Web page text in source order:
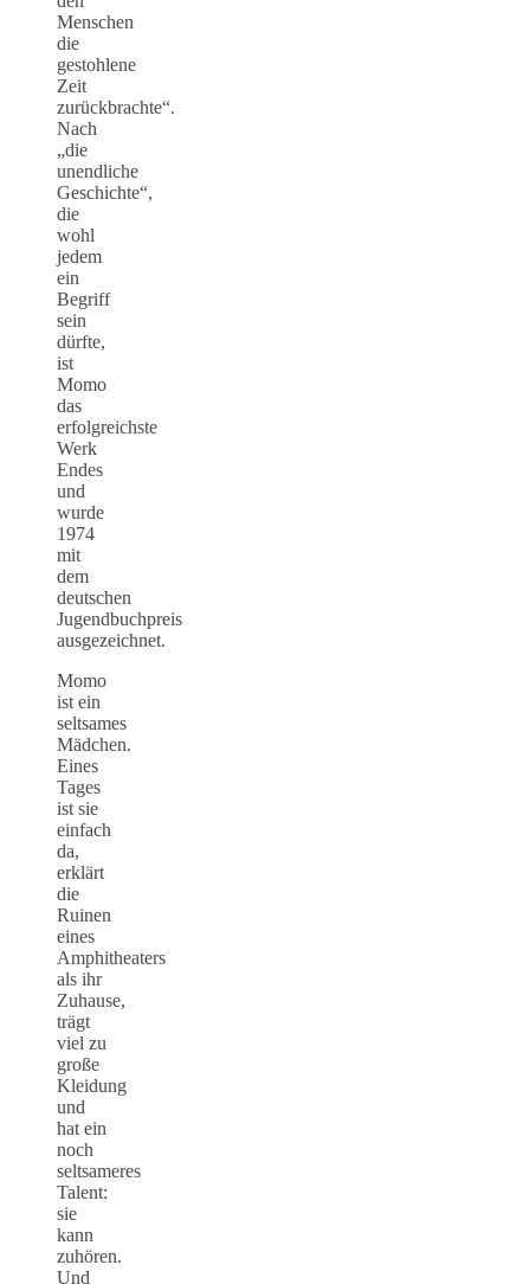
Menschen
die
gestohlene
Zeit
zurückbrachte“.
Nach
„die
unendliche
Geschichte“,
die
wohl
jedem
ein
Begriff
sein
dürfte,
ist
Momo
das
erfolgreichste
Werk
Endes
und
wurde
1974
mit
dem
deutschen
Jugendbuchpreis
ausgezeichnet.
Momo
ist ein
seltsames
Mädchen.
Eines
Tages
ist sie
einfach
da,
erklärt
die
Ruinen
eines
Amphitheaters
als ihr
Zuhause,
trägt
viel zu
große
Kleidung
und
hat ein
noch
seltsameres
Talent:
sie
kann
zuhören.
Und